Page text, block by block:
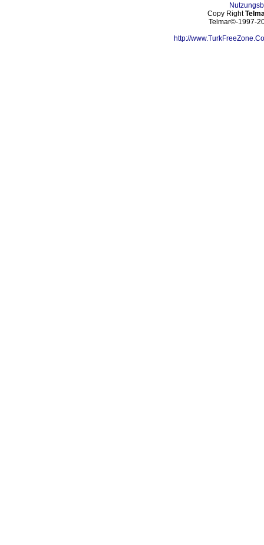
Copy Right
Telmar©-1997-
http://